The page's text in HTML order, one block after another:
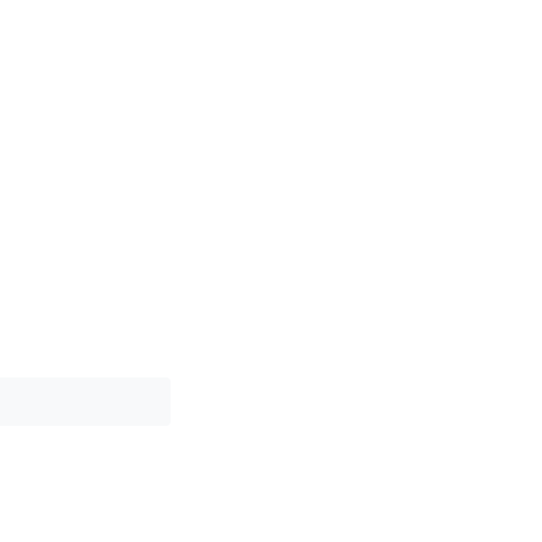
of the
significant that
and that
of time.
racial
ethos of social
urban elites
This historical
no exception.